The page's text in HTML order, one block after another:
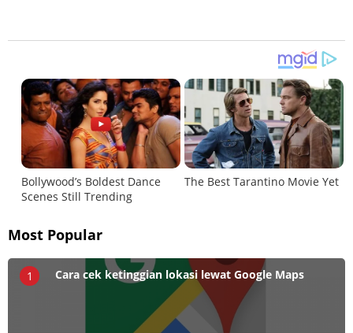
Most Popular
1 Cara cek ketinggian lokasi lewat Google Maps